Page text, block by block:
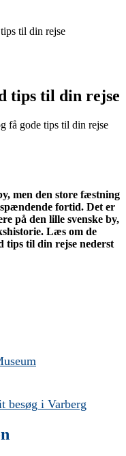
til din rejse
tips til din rejse
få gode tips til din rejse
men den store fæstning
fortid. Det er
på den lille svenske by,
Læs om de
tips til din rejse nederst
besøg i Varberg